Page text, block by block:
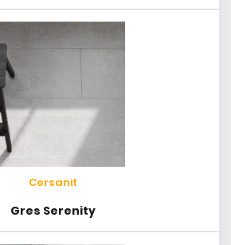
Cersanit
Gres Serenity